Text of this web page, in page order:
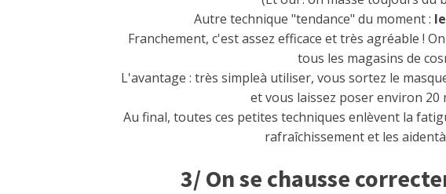
Autre technique "tendance" du moment :
Franchement, c'est assez efficace et très agréable !
tous les magasins de
L'avantage : très simpleà utiliser, vous sortez le
et vous laissez poser environ 20
Au final, toutes ces petites techniques enlèvent la
rafraîchissement et les
3/ On se chausse